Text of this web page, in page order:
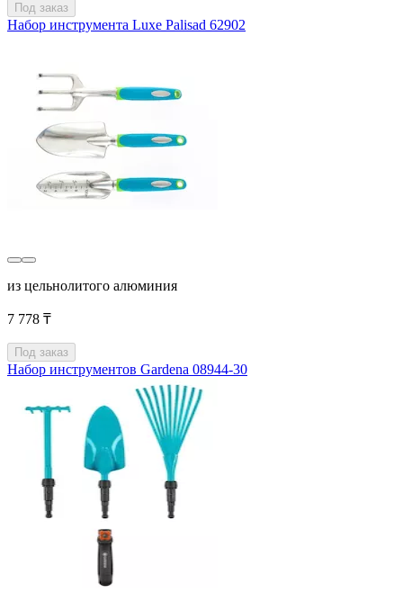
Под заказ
Набор инструмента Luxe Palisad 62902
из цельнолитого алюминия
7 778 ₸
Под заказ
Набор инструментов Gardena 08944-30